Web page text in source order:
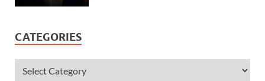
CATEGORIES